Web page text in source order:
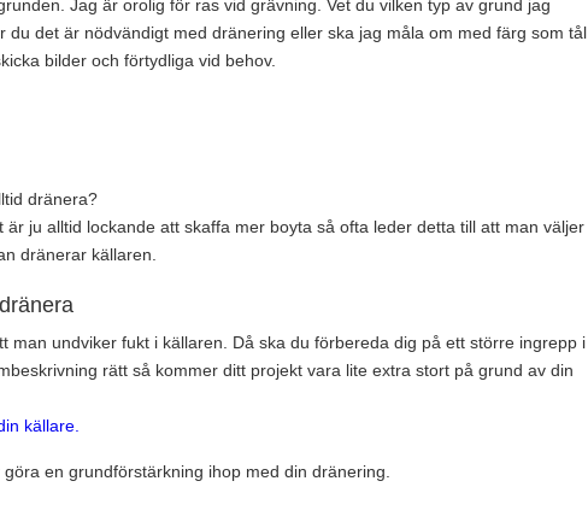
Jag är orolig för ras vid grävning. Vet du vilken typ av grund jag
du det är nödvändigt med dränering eller ska jag måla om med färg som tål
bilder och förtydliga vid behov.
dränera?
ju alltid lockande att skaffa mer boyta så ofta leder detta till att man väljer
dränerar källaren.
man undviker fukt i källaren. Då ska du förbereda dig på ett större ingrepp i
rätt så kommer ditt projekt vara lite extra stort på grund av din
källare.
en grundförstärkning ihop med din dränering.